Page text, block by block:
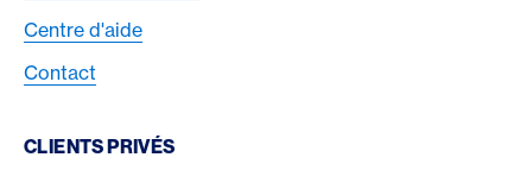
Centre d'aide
Contact
CLIENTS PRIVÉS